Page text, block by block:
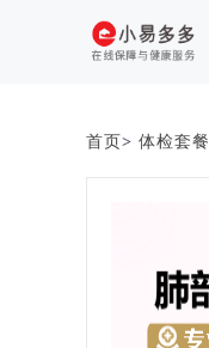
首页> 体检套餐